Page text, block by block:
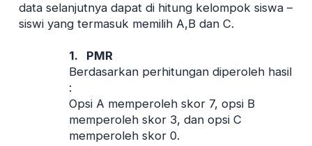
data selanjutnya dapat di hitung kelompok siswa –
siswi yang termasuk memilih A,B dan C.
1.
PMR
Berdasarkan perhitungan diperoleh hasil
:
Opsi A memperoleh skor 7, opsi B
memperoleh skor 3, dan opsi C
memperoleh skor 0.